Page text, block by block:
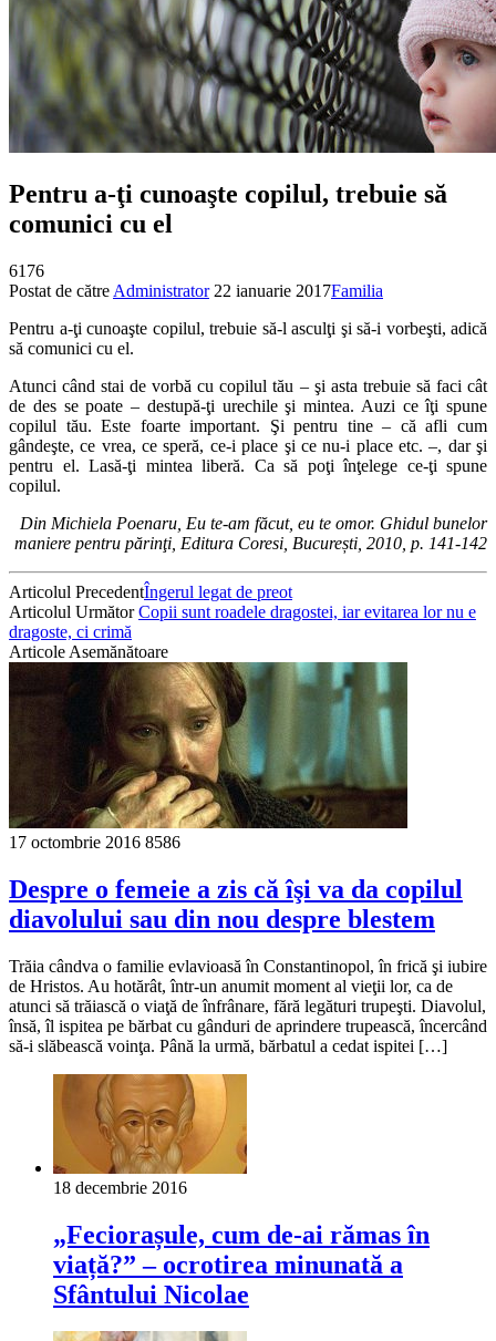
Pentru a-ţi cunoaşte copilul, trebuie să
comunici cu el
6176
Postat de către Administrator 22 ianuarie 2017Familia
Pentru a-ţi cunoaşte copilul, trebuie să-l asculţi şi să-i vorbeşti, adică
să comunici cu el.
Atunci când stai de vorbă cu copilul tău – şi asta trebuie să faci cât
de des se poate – destupă-ţi urechile şi mintea. Auzi ce îţi spune
copilul tău. Este foarte important. Şi pentru tine – că afli cum
gândeşte, ce vrea, ce speră, ce-i place şi ce nu-i place etc. –, dar şi
pentru el. Lasă-ţi mintea liberă. Ca să poţi înţelege ce-ţi spune
copilul.
Din Michiela Poenaru, Eu te-am făcut, eu te omor. Ghidul bunelor
maniere pentru părinţi, Editura Coresi, București, 2010, p. 141-142
Articolul PrecedentÎngerul legat de preot
Articolul UrmătorCopii sunt roadele dragostei, iar evitarea lor nu e
dragoste, ci crimă
Articole Asemănătoare
17 octombrie 2016 8586
Despre o femeie a zis că îşi va da copilul
diavolului sau din nou despre blestem
Trăia cândva o familie evlavioasă în Constantinopol, în frică şi iubire
de Hristos. Au hotărât, într-un anumit moment al vieţii lor, ca de
atunci să trăiască o viaţă de înfrânare, fără legături trupeşti. Diavolul,
însă, îl ispitea pe bărbat cu gânduri de aprindere trupească, încercând
să-i slăbească voinţa. Până la urmă, bărbatul a cedat ispitei […]
18 decembrie 2016
„Feciorașule, cum de-ai rămas în
viață?” – ocrotirea minunată a
Sfântului Nicolae